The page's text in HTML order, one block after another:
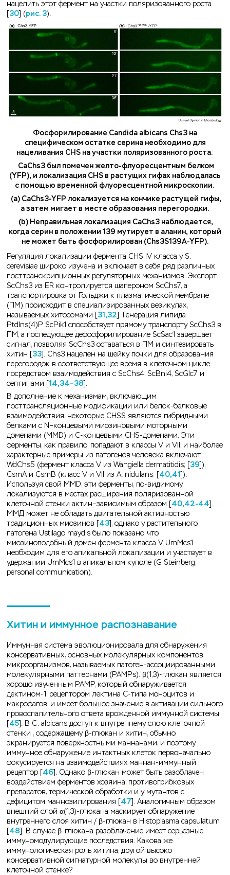
нацелить этот фермент на участки поляризованного роста
[30] (рис. 3).
Фосфорилирование Candida albicans Chs3 на
специфическом остатке серина необходимо для
нацеливания CHS на участки поляризованного роста.
CaChs3 был помечен желто-флуоресцентным белком
(YFP), и локализация CHS в растущих гифах наблюдалась
с помощью временной флуоресцентной микроскопии.
(а) CaChs3-YFP локализуется на кончике растущей гифы,
а затем мигает в месте образования перегородки.
(b) Неправильная локализация CaChs3 наблюдается,
когда серин в положении 139 мутирует в аланин, который
не может быть фосфорилирован (Chs3S139A-YFP).
Регуляция локализации фермента CHS IV класса у S.
cerevisiae широко изучена и включает в себя ряд различных
посттранскрипционных регуляторных механизмов. Экспорт
ScChs3 из ER контролируется шапероном ScChs7, а
транспортировка от Гольджи к плазматической мембране
(ПМ) происходит в специализированных везикулах,
называемых хитосомами [31,32]. Генерация липида
PtdIns(4)P ScPik1 способствует прямому транспорту ScChs3 в
ПМ, а последующее дефосфорилирование ScSac1 завершает
сигнал, позволяя ScChs3 оставаться в ПМ и синтезировать
хитин [33]. Chs3 нацелен на шейку почки для образования
перегородок в соответствующее время в клеточном цикле
посредством взаимодействия с ScChs4, ScBni4, ScGlc7 и
септинами [14,34–38].
В дополнение к механизмам, включающим
посттрансляционные модификации или белок-белковые
взаимодействия, некоторые CHSS являются гибридными
белками с N–концевыми миозиновыми моторными
доменами (MMD) и C-концевыми CHS-доменами. Эти
ферменты, как правило, попадают в классы V и VII, и наиболее
характерные примеры из патогенов человека включают
WdChs5 (фермент класса V из Wangiella dermatitidis; [39]),
CsmA и CsmB (класс V и VII из A. nidulans; [40,41]).
Используя свой MMD, эти ферменты, по-видимому,
локализуются в местах расширения поляризованной
клеточной стенки актин–зависимым образом [40,42-44].
ММД может не обладать двигательной активностью
традиционных миозинов [43], однако у растительного
патогена Ustilago maydis было показано, что
миозиноподобный домен фермента класса V UmMcs1
необходим для его апикальной локализации и участвует в
удержании UmMcs1 в апикальном куполе (G Steinberg,
personal communication).
Хитин и иммунное распознавание
Иммунная система эволюционировала для обнаружения
консервативных, основных молекулярных компонентов
микроорганизмов, называемых патоген-ассоциированными
молекулярными паттернами (PAMPs). β(1,3)-глюкан является
хорошо изученным PAMP, который обнаруживается
дектином-1, рецептором лектина С-типа моноцитов и
макрофагов, и имеет большое значение в активации сильного
провоспалительного ответа врожденной иммунной системы
[45]. В C. albicans доступ к внутреннему слою клеточной
стенки , содержащему β-глюкан и хитин, обычно
экранируется поверхностными маннанами, и поэтому
иммунное обнаружение интактных клеток первоначально
фокусируется на взаимодействиях маннан-иммунный
рецептор [46]. Однако β-глюкан может быть разоблачен
воздействием ферментов хозяина, противогрибковых
препаратов, термической обработки и у мутантов с
дефицитом маннозилирования [47]. Аналогичным образом
внешний слой α(1,3)-глюкана маскирует обнаружение
внутреннего слоя хитин / β-глюкан в Histoplasma capsulatum
[48]. В случае β-глюкана разоблачение имеет серьезные
иммуномодулирующие последствия. Какова же
иммунологическая роль хитина, другой высоко
консервативной сигнатурной молекулы во внутренней
клеточной стенке?